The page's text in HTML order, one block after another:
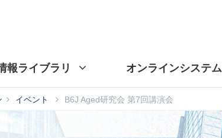
報ライブラリ オンラインシステム
イベント B6J Aged研究会 第7回講演会